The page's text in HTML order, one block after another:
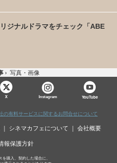
ジナルドラマをチェック「ABE
› 写真・画像
X Instagram YouTube
の有料サービスに関するお問合せについて
シネマカフェについて 会社概要
報保護方針
を購入、契約した場合に、